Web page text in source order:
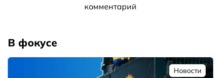
комментарий
В фокусе
Новости